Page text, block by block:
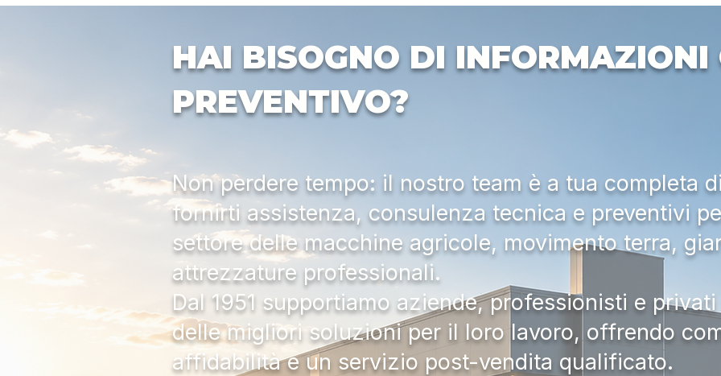
HAI BISOGNO DI INFORMAZIONI
PREVENTIVO?
Non perdere tempo: il nostro team è a tua completa
fornirti assistenza, consulenza tecnica e preventivi
settore delle macchine agricole, movimento terra,
attrezzature professionali.
Dal 1951 supportiamo aziende, professionisti e
delle migliori soluzioni per il loro lavoro, offrendo
affidabilità e un servizio post-vendita qualificato.